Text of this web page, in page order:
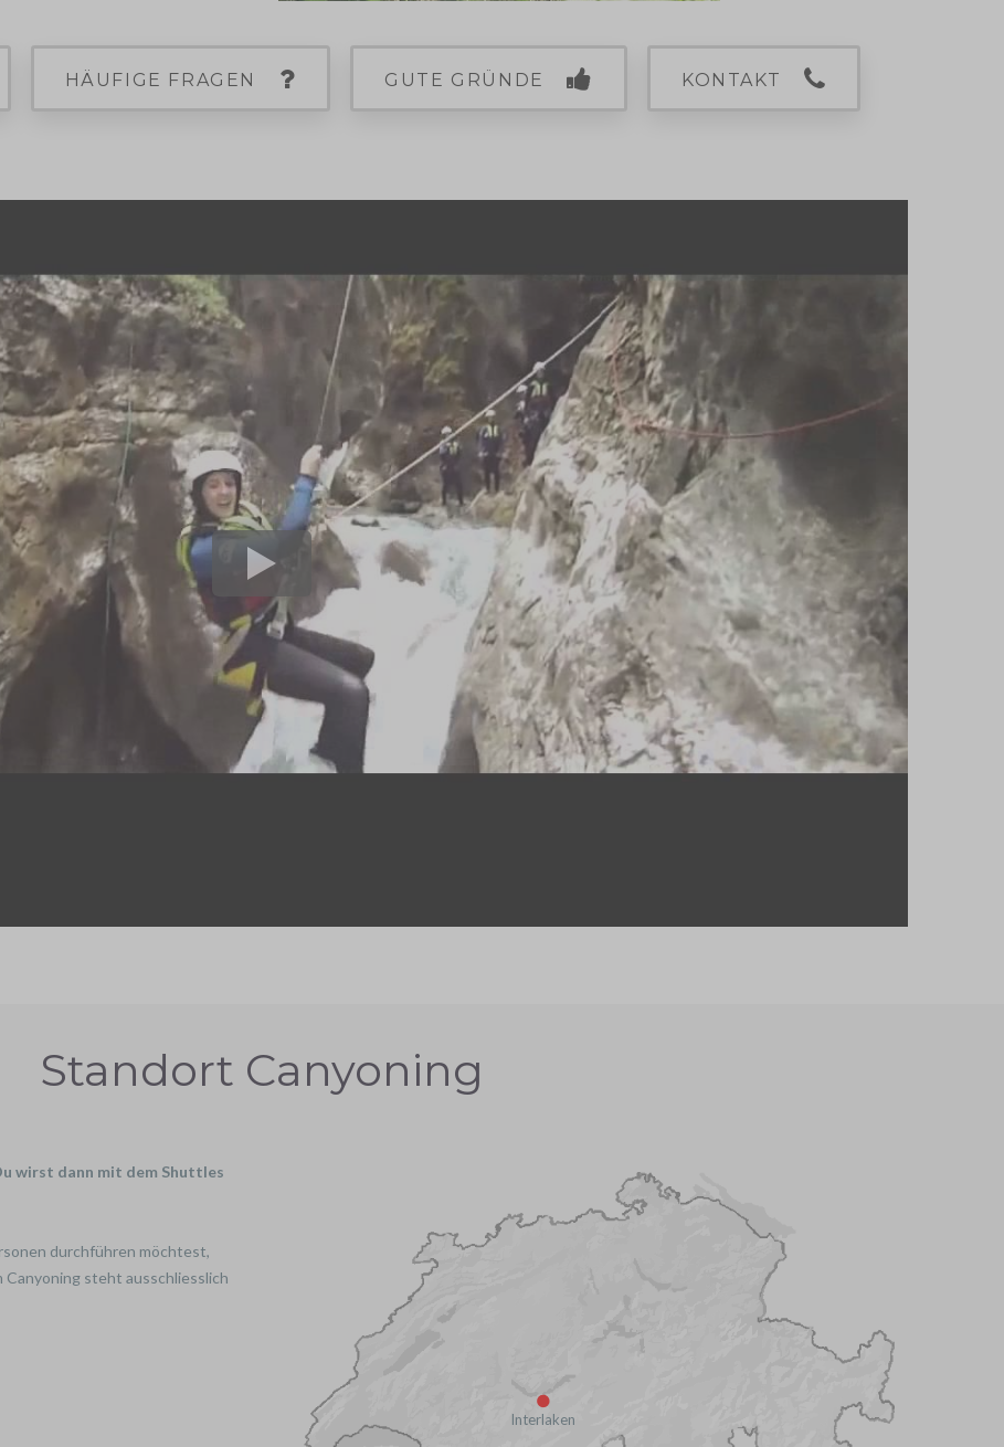
HÄUFIGE FRAGEN GUTE GRÜNDE KONTAKT
Standort Canyoning
wirst dann mit dem Shuttles
durchführen möchtest,
steht ausschliesslich
Interlaken